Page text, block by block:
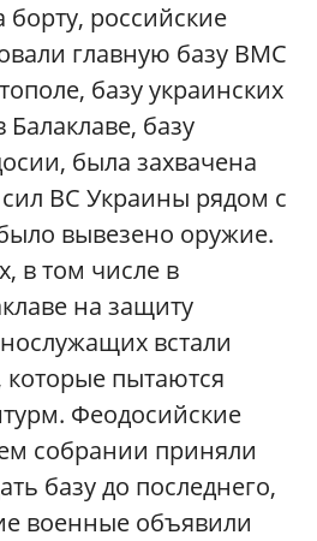
российские
главную базу ВМС
базу украинских
базу
была захвачена
ВС Украины рядом с
вывезено оружие.
в том числе в
на защиту
встали
пытаются
Феодосийские
собрании приняли
базу до последнего,
военные объявили